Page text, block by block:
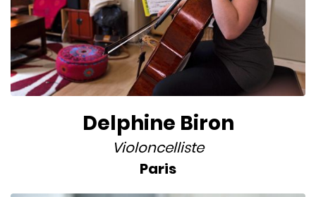
Delphine Biron
Violoncelliste
Paris